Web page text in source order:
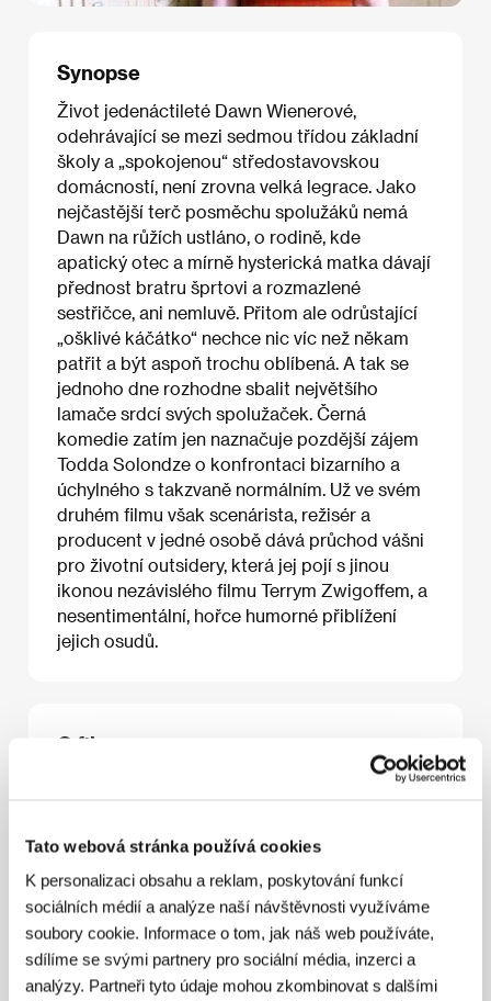
Tato webová stránka používá cookies
K personalizaci obsahu a reklam, poskytování funkcí
sociálních médií a analýze naší návštěvnosti využíváme
soubory cookie. Informace o tom, jak náš web používáte,
sdílíme se svými partnery pro sociální média, inzerci a
analýzy. Partneři tyto údaje mohou zkombinovat s dalšími
Synopse
Život jedenáctileté Dawn Wienerové,
odehrávající se mezi sedmou třídou základní
školy a „spokojenou“ středostavovskou
domácností, není zrovna velká legrace. Jako
nejčastější terč posměchu spolužáků nemá
Dawn na růžích ustláno, o rodině, kde
apatický otec a mírně hysterická matka dávají
přednost bratru šprtovi a rozmazlené
sestřičce, ani nemluvě. Přitom ale odrůstající
„ošklivé káčátko“ nechce nic víc než někam
patřit a být aspoň trochu oblíbená. A tak se
jednoho dne rozhodne sbalit největšího
lamače srdcí svých spolužaček. Černá
komedie zatím jen naznačuje pozdější zájem
Todda Solondze o konfrontaci bizarního a
úchylného s takzvaně normálním. Už ve svém
druhém filmu však scenárista, režisér a
producent v jedné osobě dává průchod vášni
pro životní outsidery, která jej pojí s jinou
ikonou nezávislého filmu Terrym Zwigoffem, a
nesentimentální, hořce humorné přiblížení
jejich osudů.
O filmu
KameraRandy Drummond/ HudbaDeborah
/ Střih
Todd Solondz/ VýrobaSuburban Pictures/ Hrají
Heather Matarazzo, Eric Mabius, Brendan Sexton
/ Kontakt Alliance Atlantis Pictures International